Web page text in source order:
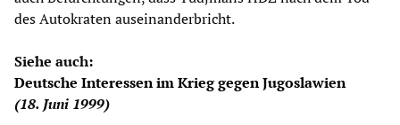
des Autokraten auseinanderbricht.
Siehe auch:
Deutsche Interessen im Krieg gegen Jugoslawien
(18. Juni 1999)